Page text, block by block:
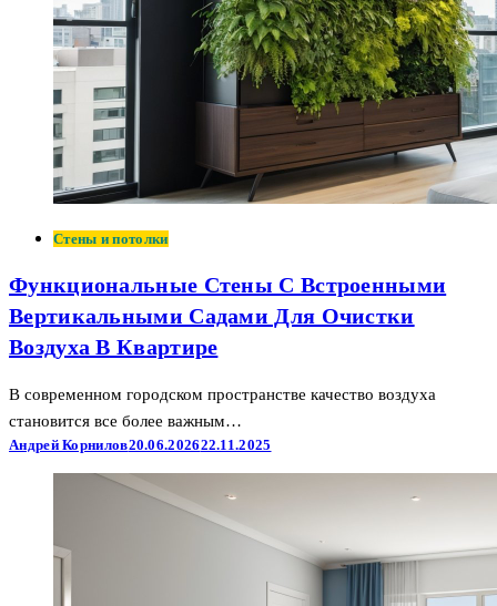
Стены и потолки
Функциональные Стены С Встроенными
Вертикальными Садами Для Очистки
Воздуха В Квартире
В современном городском пространстве качество воздуха
становится все более важным…
Андрей Корнилов20.06.202622.11.2025